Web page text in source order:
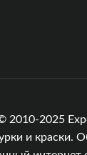
2010-2025
и краски.